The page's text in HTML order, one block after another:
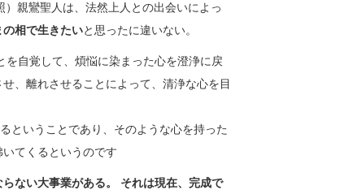
親鸞聖人は、法然上人との出会いによっ
の相で生きたいと思ったに違いない。
自覚して、煩悩に染まった心を澄浄に戻
、離れさせることによって、清浄な心を目
そのような心を持った
てくるというのです
ない大事業がある。 それは現在、完成で